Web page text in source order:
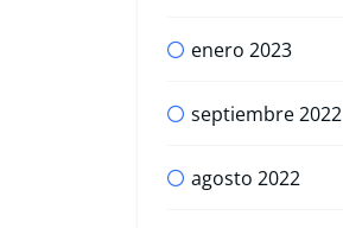
enero 2023
septiembre 2022
agosto 2022